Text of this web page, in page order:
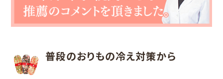
普段のおりもの冷え対策から